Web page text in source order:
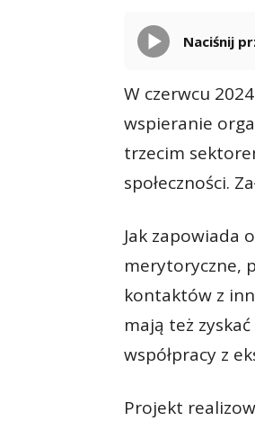
Naciśnij
W czerwcu
wspieranie
trzecim
społeczności.
Jak zapowiada
merytoryczne,
kontaktów z
mają też
współpracy z
Projekt